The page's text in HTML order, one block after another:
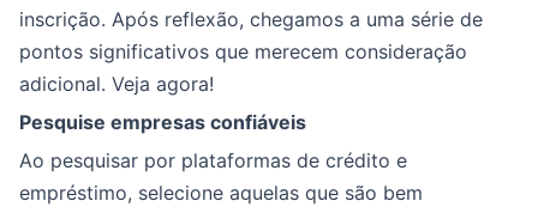
inscrição. Após reflexão, chegamos a uma série de
pontos significativos que merecem consideração
adicional. Veja agora!
Pesquise empresas confiáveis
Ao pesquisar por plataformas de crédito e
empréstimo, selecione aquelas que são bem